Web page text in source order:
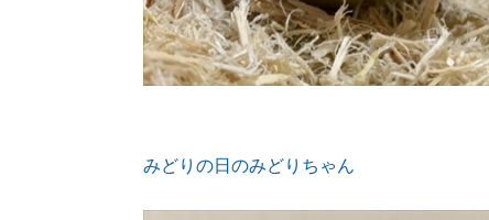
みどりの日のみどりちゃん